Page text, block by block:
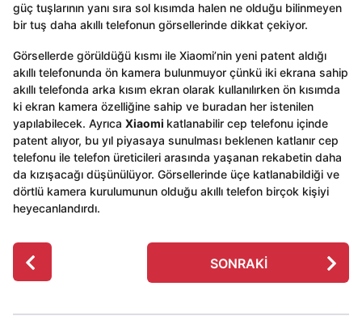
güç tuşlarının yanı sıra sol kısımda halen ne olduğu bilinmeyen
bir tuş daha akıllı telefonun görsellerinde dikkat çekiyor.
Görsellerde görüldüğü kısmı ile Xiaomi’nin yeni patent aldığı
akıllı telefonunda ön kamera bulunmuyor çünkü iki ekrana sahip
akıllı telefonda arka kısım ekran olarak kullanılırken ön kısımda
ki ekran kamera özelliğine sahip ve buradan her istenilen
yapılabilecek. Ayrıca Xiaomi katlanabilir cep telefonu içinde
patent alıyor, bu yıl piyasaya sunulması beklenen katlanır cep
telefonu ile telefon üreticileri arasında yaşanan rekabetin daha
da kızışacağı düşünülüyor. Görsellerinde üçe katlanabildiği ve
dörtlü kamera kurulumunun olduğu akıllı telefon birçok kişiyi
heyecanlandırdı.
P
o
SONRAKI